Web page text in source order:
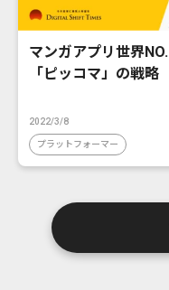
マンガアプリ世界
「ピッコマ」の戦略
2022/3/8
プラットフォーマー